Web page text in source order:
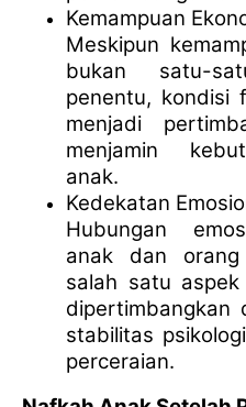
Kemampuan
Meskipun
bukan satu-
penentu, kondisi
menjadi
menjamin
anak.
Kedekatan
Hubungan
anak dan
salah satu
dipertimbangkan
stabilitas
perceraian.